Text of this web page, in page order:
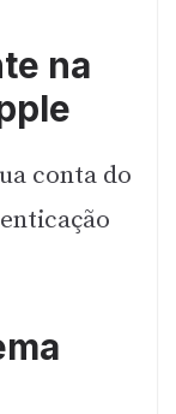
na
conta do